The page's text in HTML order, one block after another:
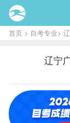
首页> 自考专业>
辽宁